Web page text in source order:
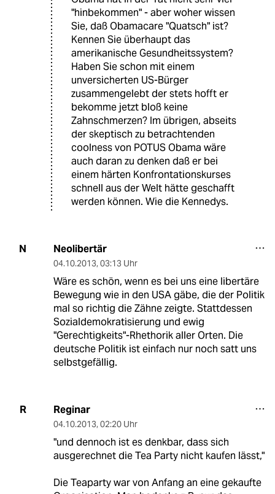
"hinbekommen" - aber woher wissen
Sie, daß Obamacare "Quatsch" ist?
Kennen Sie überhaupt das
amerikanische Gesundheitssystem?
Haben Sie schon mit einem
unversicherten US-Bürger
zusammengelebt der stets hofft er
bekomme jetzt bloß keine
Zahnschmerzen? Im übrigen, abseits
der skeptisch zu betrachtenden
coolness von POTUS Obama wäre
auch daran zu denken daß er bei
einem härten Konfrontationskurses
schnell aus der Welt hätte geschafft
werden können. Wie die Kennedys.
N Neolibertär
04.10.2013, 03:13 Uhr
Wäre es schön, wenn es bei uns eine libertäre
Bewegung wie in den USA gäbe, die der Politik
mal so richtig die Zähne zeigte. Stattdessen
Sozialdemokratisierung und ewig
"Gerechtigkeits"-Rhethorik aller Orten. Die
deutsche Politik ist einfach nur noch satt uns
selbstgefällig.
R Reginar
04.10.2013, 02:20 Uhr
"und dennoch ist es denkbar, dass sich
ausgerechnet die Tea Party nicht kaufen lässt,"
Die Teaparty war von Anfang an eine gekaufte